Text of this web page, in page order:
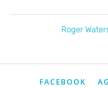
Roger
FACEBOOK